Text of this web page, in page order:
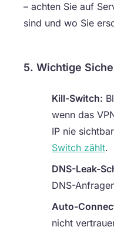
– achten Sie auf
sind und wo Sie
5. Wichtige
Kill-Switch:
wenn das
IP nie
Switch zählt.
DNS-Leak-
DNS-
Auto-
nicht